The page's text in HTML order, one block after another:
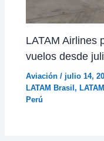
LATAM Airlines
vuelos desde
Aviación / julio 14,
LATAM Brasil,
Perú